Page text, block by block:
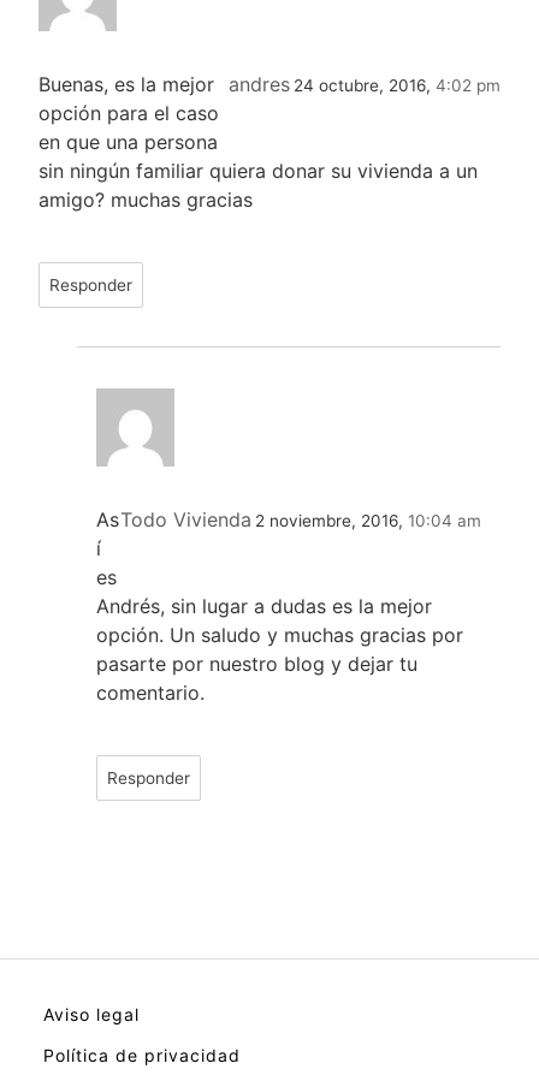
andres 24 octubre, 2016, 4:02 pm
Buenas, es la mejor
opción para el caso
en que una persona
sin ningún familiar quiera donar su vivienda a un
amigo? muchas gracias
Responder
Todo Vivienda 2 noviembre, 2016, 10:04 am
As
í
es
Andrés, sin lugar a dudas es la mejor
opción. Un saludo y muchas gracias por
pasarte por nuestro blog y dejar tu
comentario.
Responder
Aviso legal
Política de privacidad